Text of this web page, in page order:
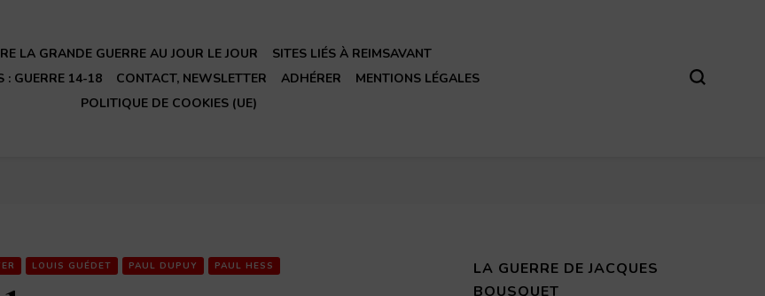
LA GRANDE GUERRE AU JOUR LE JOUR
SITES LIÉS À REIMSAVANT
: GUERRE 14-18 CONTACT, NEWSLETTER ADHÉRER
MENTIONS LÉGALES
POLITIQUE DE COOKIES (UE)
LOUIS GUÉDET PAUL DUPUY PAUL HESS
LA GUERRE DE JACQUES
BOUSQUET